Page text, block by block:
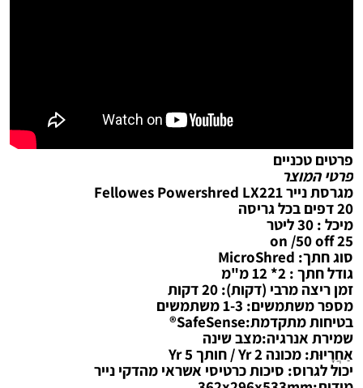
פרטים טכניים
פרטי המוצר
מגרסת נייר Fellowes Powershred LX221
20 דפים בכל גריסה
מיכל : 30 ליטר
25 on /50 off
סוג חתך: MicroShred
גודל חתך : 2* 12 מ"מ
זמן ריצה מרבי (דקות): 20 דקות
מספר משתמשים: 1-3 משתמשים
בטיחות מתקדמת:SafeSense®
שמירת אנרגיה:מצב שינה
אַחֲרָיוּת: מכונה 2 Yr / חותך 5 Yr
יכול לגרוס: סיכות כרטיסי אשראי מהדקי נייר